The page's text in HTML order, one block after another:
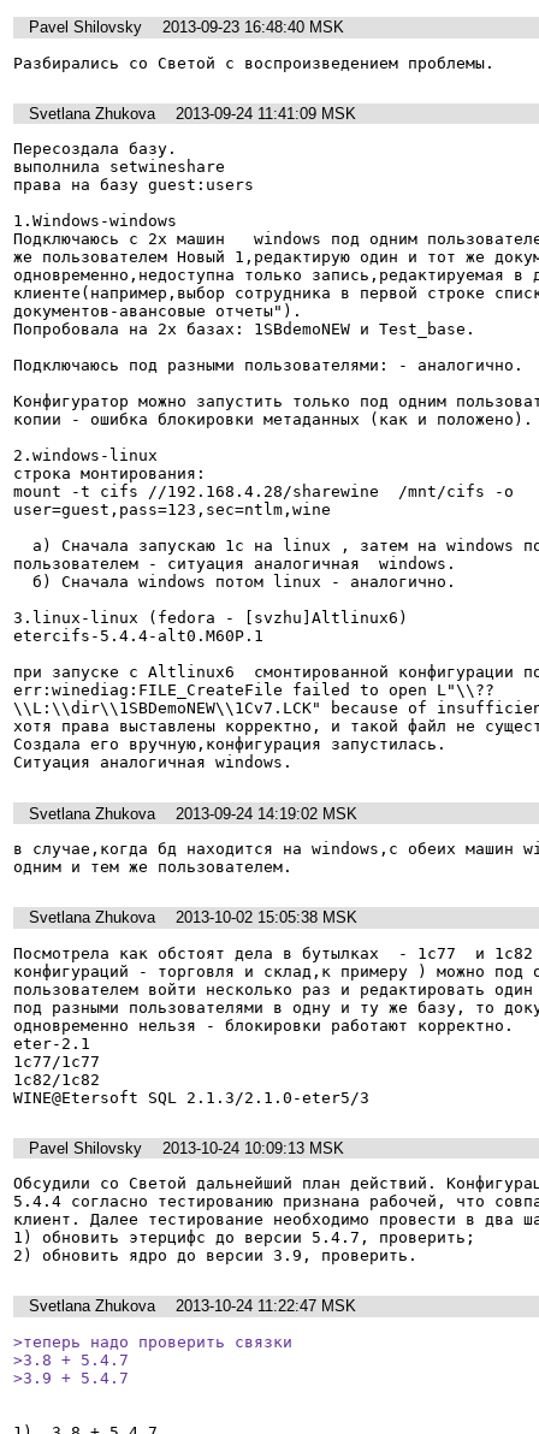
Pavel Shilovsky
2013-09-23 16:48:40 MSK
Разбирались со Светой с воспроизведением проблемы.
Svetlana Zhukova
2013-09-24 11:41:09 MSK
Пересоздала базу.
выполнила setwineshare
права на базу guest:users
1.Windows-windows
Подключаюсь с 2х машин   windows под одним
же пользователем Новый 1,редактирую один и тот же
одновременно,недоступна только запись,редактируемая в
клиенте(например,выбор сотрудника в первой строке
документов-авансовые отчеты").
Попробовала на 2х базах: 1SBdemoNEW и Test_base.
Подключаюсь под разными пользователями: - аналогично.
Конфигуратор можно запустить только под одним
копии - ошибка блокировки метаданных (как и положено).
2.windows-linux
строка монтирования:
mount -t cifs //192.168.4.28/sharewine  /mnt/cifs -o
user=guest,pass=123,sec=ntlm,wine
пользователем - ситуация аналогичная  windows.
3.linux-linux (fedora - [svzhu]Altlinux6)
etercifs-5.4.4-alt0.M60P.1
при запуске с Altlinux6  смонтированной конфигурации
err:winediag:FILE_CreateFile failed to open L"\\??
\\L:\\dir\\1SBDemoNEW\\1Cv7.LCK" because of
хотя права выставлены корректно, и такой файл не
Создала его вручную,конфигурация запустилась.
Ситуация аналогичная windows.
Svetlana Zhukova
2013-09-24 14:19:02 MSK
в случае,когда бд находится на windows,с обеих машин
одним и тем же пользователем.
Svetlana Zhukova
2013-10-02 15:05:38 MSK
Посмотрела как обстоят дела в бутылках  - 1с77  и
конфигураций - торговля и склад,к примеру ) можно под
пользователем войти несколько раз и редактировать
под разными пользователями в одну и ту же базу, то
одновременно нельзя - блокировки работают корректно.
eter-2.1
1c77/1c77
1c82/1c82
WINE@Etersoft SQL 2.1.3/2.1.0-eter5/3
Pavel Shilovsky
2013-10-24 10:09:13 MSK
Обсудили со Светой дальнейший план действий.
5.4.4 согласно тестированию признана рабочей, что
клиент. Далее тестирование необходимо провести в два
1) обновить этерцифс до версии 5.4.7, проверить;
2) обновить ядро до версии 3.9, проверить.
Svetlana Zhukova
2013-10-24 11:22:47 MSK
>теперь надо проверить связки
>3.8 + 5.4.7
>3.9 + 5.4.7